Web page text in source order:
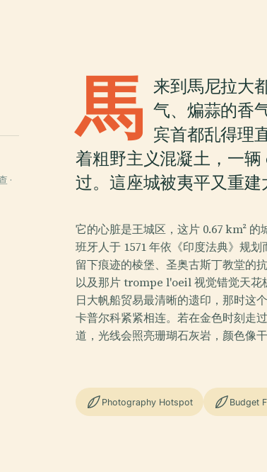
·
馬 来到馬尼拉大
气、煸蒜的香
宾首都乱得理
着粗野主义混凝土，一
过。這座城被夷平又重建
它的心脏是王城区，这片 0.67 km² 的
班牙人于 1571 年依《印度法典》规划
留下痕迹的棱堡、圣奥古斯丁教堂的
以及那片 trompe l'oeil 视觉错觉天花
日大帆船贸易最清晰的遗印，那时这
卡普尔科紧紧相连。若在金色时刻走
道，光线会照亮珊瑚石灰岩，颜色像干
Photography Hotspot Budget